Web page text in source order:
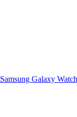
Samsung Galaxy